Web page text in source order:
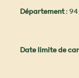
Département: 94
Date limite de